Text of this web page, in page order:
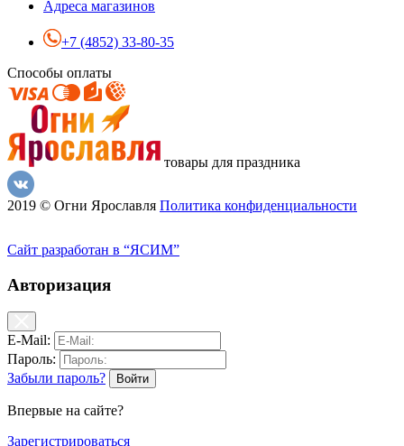
Адреса магазинов
+7 (4852) 33-80-35
Способы оплаты
товары для праздника
2019 © Огни Ярославля Политика конфиденциальности
Сайт разработан в “ЯСИМ”
Авторизация
E-Mail:
Пароль:
Забыли пароль?
Впервые на сайте?
Зарегистрироваться